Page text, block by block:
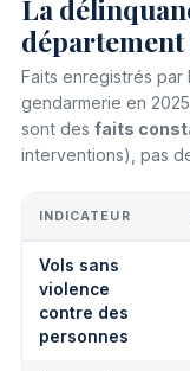
La
département
Faits enregistrés
gendarmerie en
sont des faits
interventions), pas
INDICATEUR
Vols sans
violence
contre des
personnes